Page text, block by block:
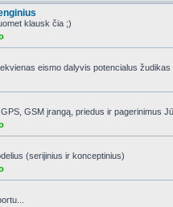
klausk čia ;)
eismo dalyvis potencialus žudikas
GSM įrangą, priedus ir pagerinimus
(serijinius ir konceptinius)